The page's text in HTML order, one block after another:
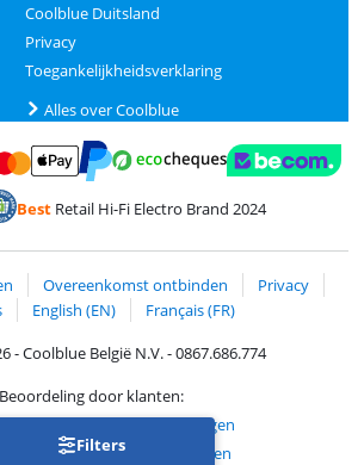
Filters
Coolblue Duitsland
Privacy
Toegankelijkheidsverklaring
Alles over Coolblue
en Visa via ClickToPay
Betalen met PayPal
BestRetail Hi-Fi Electro Brand 2024
Overeenkomst ontbinden
Privacy
English (EN)
Français (FR)
- Coolblue België N.V. - 0867.686.774
Beoordeling door klanten:
4/5-75.129 beoordelingen
9.1/10-68.705 beoordelingen